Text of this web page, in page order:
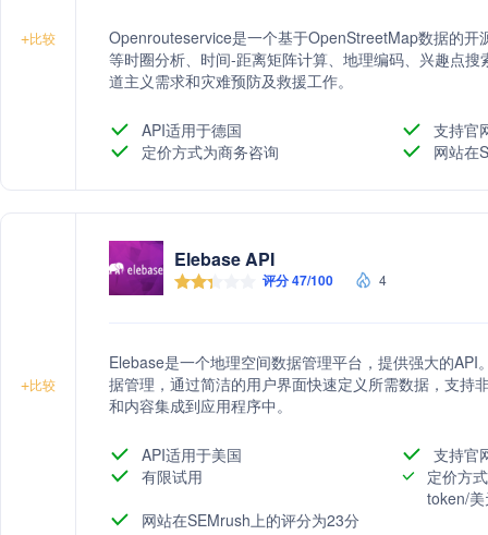
+比较
Openrouteservice是一个基于OpenStreetMap数据的
等时圈分析、时间-距离矩阵计算、地理编码、兴趣点
道主义需求和灾难预防及救援工作。
API适用于德国
支持官
定价方式为商务咨询
网站在
+比较
Elebase API
评分 47/100 4
Elebase是一个地理空间数据管理平台，提供强大的
据管理，通过简洁的用户界面快速定义所需数据，支持
和内容集成到应用程序中。
API适用于美国
支持官
有限试用
定价方
token/
网站在SEMrush上的评分为23分